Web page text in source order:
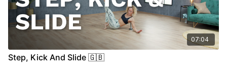
07:04
Step, Kick And Slide 🇬🇧